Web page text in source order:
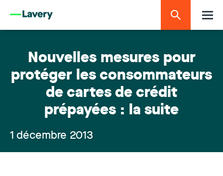
Nouvelles mesures pour
protéger les consommateurs
de cartes de crédit
prépayées : la suite
1 décembre 2013